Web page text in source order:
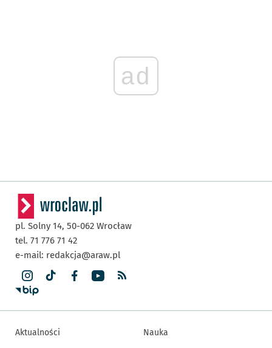
ad
pl. Solny 14, 50-062 Wrocław
tel. 71 776 71 42
e-mail: redakcja@araw.pl
Aktualności
Nauka